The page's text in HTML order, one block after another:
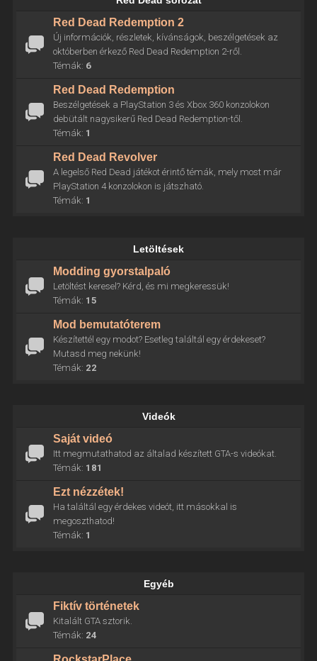
Red Dead Redemption 2
Új információk, részletek, kívánságok, beszélgetések az
októberben érkező Red Dead Redemption 2-ről.
Témák: 6
Red Dead Redemption
Beszélgetések a PlayStation 3 és Xbox 360 konzolokon
debütált nagysikerű Red Dead Redemption-től.
Témák: 1
Red Dead Revolver
A legelső Red Dead játékot érintő témák, mely most már
PlayStation 4 konzolokon is játszható.
Témák: 1
Letöltések
Modding gyorstalpaló
Letöltést keresel? Kérd, és mi megkeressük!
Témák: 15
Mod bemutatóterem
Készítettél egy modot? Esetleg találtál egy érdekeset?
Mutasd meg nekünk!
Témák: 22
Videók
Saját videó
Itt megmutathatod az általad készített GTA-s videókat.
Témák: 181
Ezt nézzétek!
Ha találtál egy érdekes videót, itt másokkal is
megoszthatod!
Témák: 1
Egyéb
Fiktív történetek
Kitalált GTA sztorik.
Témák: 24